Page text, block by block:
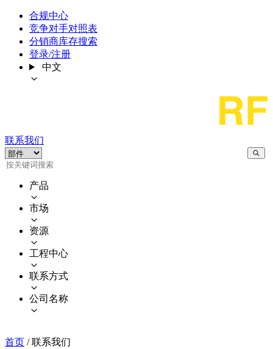
合规中心
竞争对手对照表
分销商库存搜索
登录/注册
中文
联系我们
产品
市场
资源
工程中心
联系方式
公司名称
首页 / 联系我们